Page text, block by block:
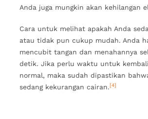
Anda juga mungkin akan kehilangan
Cara untuk melihat apakah Anda
atau tidak pun cukup mudah. Anda
mencubit tangan dan menahannya
detik. Jika perlu waktu untuk
normal, maka sudah dipastikan
sedang kekurangan cairan.[4]